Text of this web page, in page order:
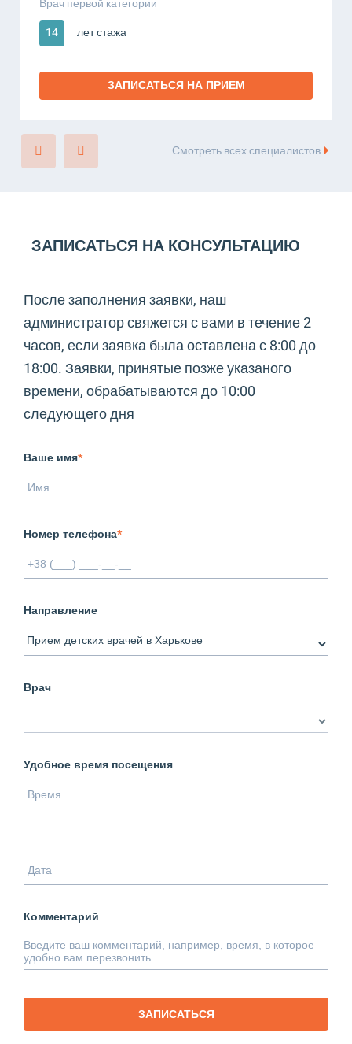
14
лет стажа
ЗАПИСАТЬСЯ НА ПРИЕМ
Смотреть всех специалистов
ЗАПИСАТЬСЯ НА КОНСУЛЬТАЦИЮ
После заполнения заявки, наш
администратор свяжется с вами в течение 2
часов, если заявка была оставлена с 8:00 до
18:00. Заявки, принятые позже указаного
времени, обрабатываются до 10:00
следующего дня
Ваше имя*
Номер телефона*
Направление
Врач
Удобное время посещения
Комментарий
ЗАПИСАТЬСЯ